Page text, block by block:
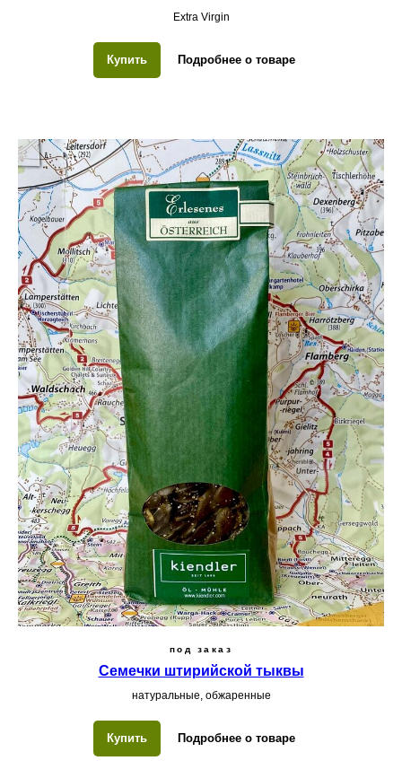
Extra Virgin
Купить Подробнее о товаре
под заказ
Семечки штирийской тыквы
натуральные, обжаренные
Купить Подробнее о товаре